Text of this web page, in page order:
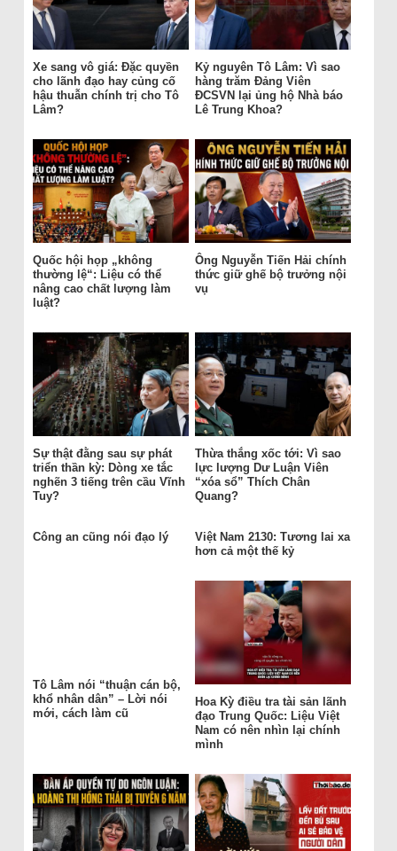
Xe sang vô giá: Đặc quyền
cho lãnh đạo hay củng cố
hậu thuẫn chính trị cho Tô
Lâm?
Kỷ nguyên Tô Lâm: Vì sao
hàng trăm Đảng Viên
ĐCSVN lại ủng hộ Nhà báo
Lê Trung Khoa?
Quốc hội họp „không
thường lệ“: Liệu có thể
nâng cao chất lượng làm
luật?
Ông Nguyễn Tiến Hải chính
thức giữ ghế bộ trưởng nội
vụ
Sự thật đằng sau sự phát
triển thần kỳ: Dòng xe tắc
nghẽn 3 tiếng trên cầu Vĩnh
Tuy?
Thừa thắng xốc tới: Vì sao
lực lượng Dư Luận Viên
“xóa sổ” Thích Chân
Quang?
Công an cũng nói đạo lý
Việt Nam 2130: Tương lai xa
hơn cả một thế kỷ
Tô Lâm nói “thuận cán bộ,
khổ nhân dân” – Lời nói
mới, cách làm cũ
Hoa Kỳ điều tra tài sản lãnh
đạo Trung Quốc: Liệu Việt
Nam có nên nhìn lại chính
mình